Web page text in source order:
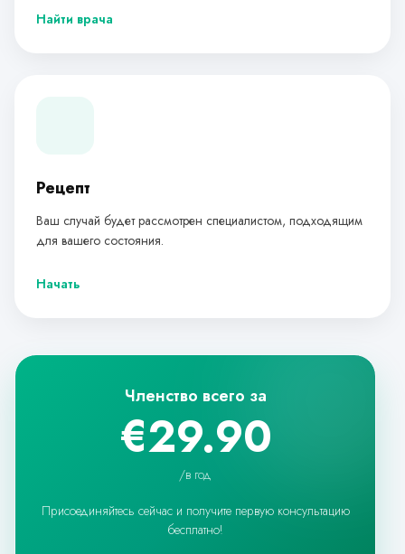
Найти врача
Рецепт
Ваш случай будет рассмотрен специалистом, подходящим
для вашего состояния.
Начать
Членство всего за
€29.90
/в год
Присоединяйтесь сейчас и получите первую консультацию
бесплатно!